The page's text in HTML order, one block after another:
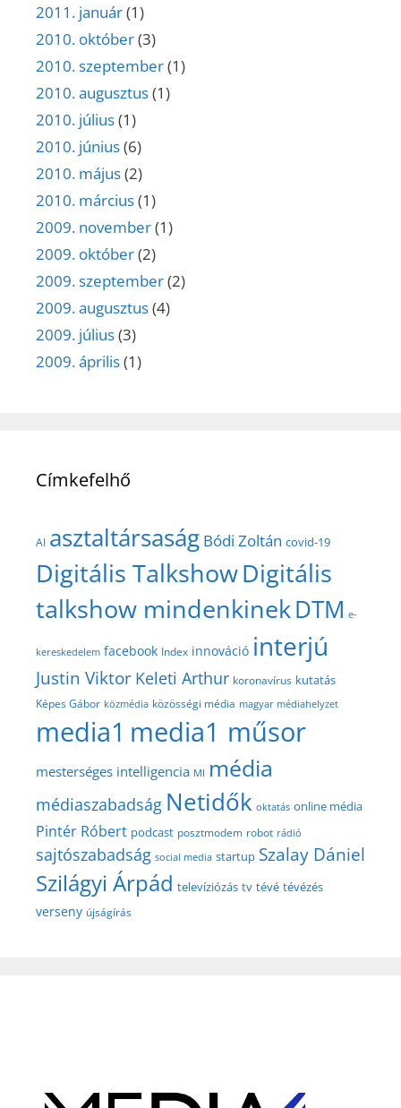
2011. január(1)
2010. október(3)
2010. szeptember(1)
2010. augusztus(1)
2010. július(1)
2010. június(6)
2010. május(2)
2010. március(1)
2009. november(1)
2009. október(2)
2009. szeptember(2)
2009. augusztus(4)
2009. július(3)
2009. április(1)
Címkefelhő
AI asztaltársaság Bódi Zoltán covid-19
Digitális TalkshowDigitális
talkshow mindenkinekDTM e-
kereskedelem facebook Index innováció interjú
Justin Viktor Keleti Arthur koronavírus kutatás
Képes Gábor közmédia közösségi média magyar médiahelyzet
media1 media1 műsor
mesterséges intelligencia MI média
médiaszabadság Netidők oktatás online média
Pintér Róbert podcast posztmodem robot rádió
sajtószabadság social media startup Szalay Dániel
Szilágyi Árpád televíziózás tv tévé tévézés
verseny újságírás